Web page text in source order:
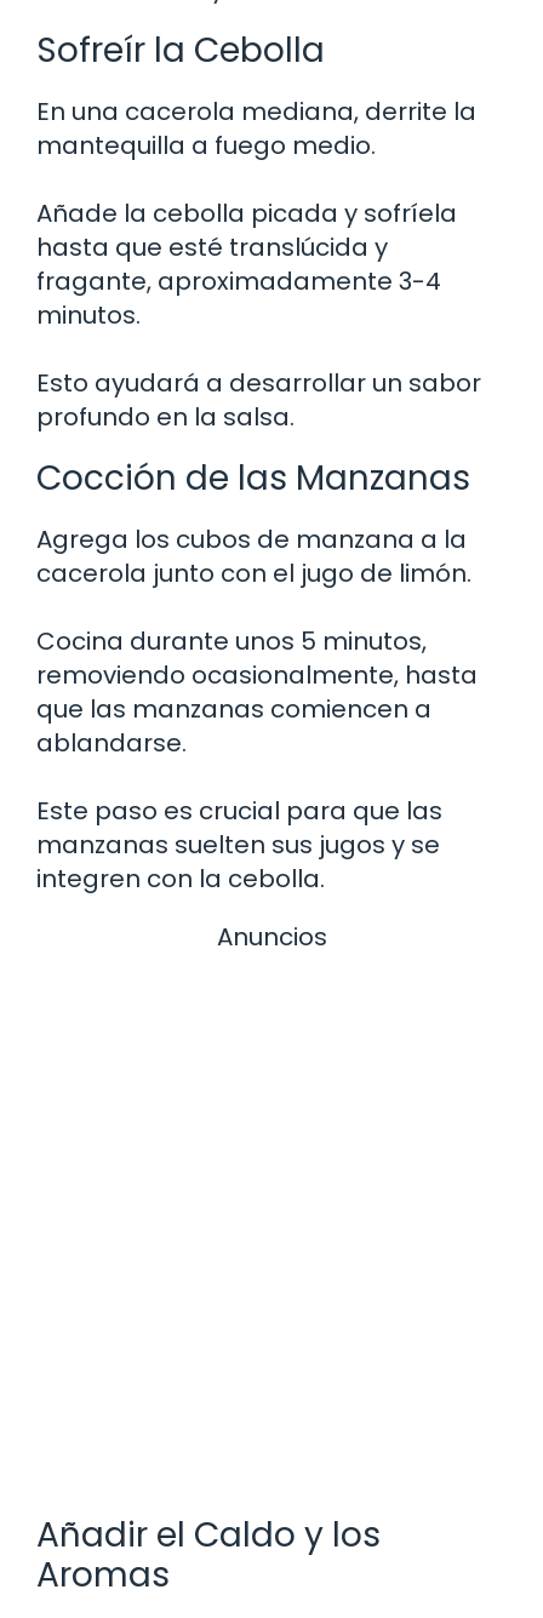
Sofreír la Cebolla
En una cacerola mediana, derrite la
mantequilla a fuego medio.
Añade la cebolla picada y sofríela
hasta que esté translúcida y
fragante, aproximadamente 3-4
minutos.
Esto ayudará a desarrollar un sabor
profundo en la salsa.
Cocción de las Manzanas
Agrega los cubos de manzana a la
cacerola junto con el jugo de limón.
Cocina durante unos 5 minutos,
removiendo ocasionalmente, hasta
que las manzanas comiencen a
ablandarse.
Este paso es crucial para que las
manzanas suelten sus jugos y se
integren con la cebolla.
Anuncios
Añadir el Caldo y los
Aromas